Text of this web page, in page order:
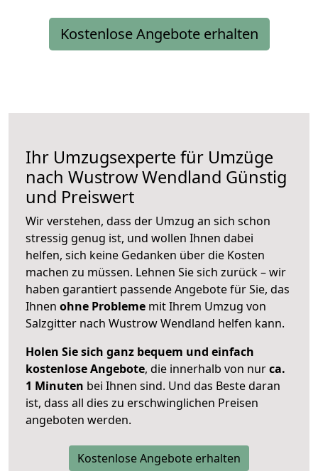
Kostenlose Angebote erhalten
Ihr Umzugsexperte für Umzüge
nach Wustrow Wendland Günstig
und Preiswert
Wir verstehen, dass der Umzug an sich schon
stressig genug ist, und wollen Ihnen dabei
helfen, sich keine Gedanken über die Kosten
machen zu müssen. Lehnen Sie sich zurück – wir
haben garantiert passende Angebote für Sie, das
Ihnen ohne Probleme mit Ihrem Umzug von
Salzgitter nach Wustrow Wendland helfen kann.
Holen Sie sich ganz bequem und einfach
kostenlose Angebote, die innerhalb von nurca.
1 Minuten bei Ihnen sind. Und das Beste daran
ist, dass all dies zu erschwinglichen Preisen
angeboten werden.
Kostenlose Angebote erhalten